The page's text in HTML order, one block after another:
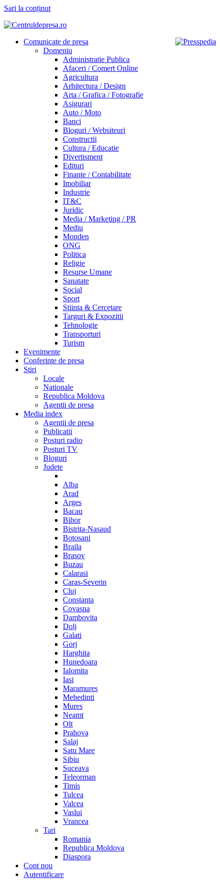
Sari la conținut
Comunicate de presa
Domeniu
Administratie Publica
Afaceri / Comert Online
Agricultura
Arhitectura / Design
Arta / Grafica / Fotografie
Asigurari
Auto / Moto
Banci
Bloguri / Websiteuri
Constructii
Cultura / Educatie
Divertisment
Edituri
Finante / Contabilitate
Imobiliar
Industrie
IT&C
Juridic
Media / Marketing / PR
Mediu
Monden
ONG
Politica
Religie
Resurse Umane
Sanatate
Social
Sport
Stiinta & Cercetare
Targuri & Expozitii
Tehnologie
Transporturi
Turism
Evenimente
Conferinte de presa
Stiri
Locale
Nationale
Republica Moldova
Agentii de presa
Media index
Agentii de presa
Publicatii
Posturi radio
Posturi TV
Bloguri
Judete
Alba
Arad
Arges
Bacau
Bihor
Bistrita-Nasaud
Botosani
Braila
Brasov
Buzau
Calarasi
Caras-Severin
Cluj
Constanta
Covasna
Dambovita
Dolj
Galati
Gorj
Harghita
Hunedoara
Ialomita
Iasi
Maramures
Mehedinti
Mures
Neamt
Olt
Prahova
Salaj
Satu Mare
Sibiu
Suceava
Teleorman
Timis
Tulcea
Valcea
Vaslui
Vrancea
Tari
Romania
Republica Moldova
Diaspora
Cont nou
Autentificare